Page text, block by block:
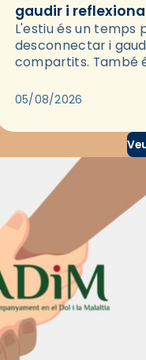
gaudir i
L'estiu és un temps
desconnectar i
compartits. També
través del cinema,
05/08/2026